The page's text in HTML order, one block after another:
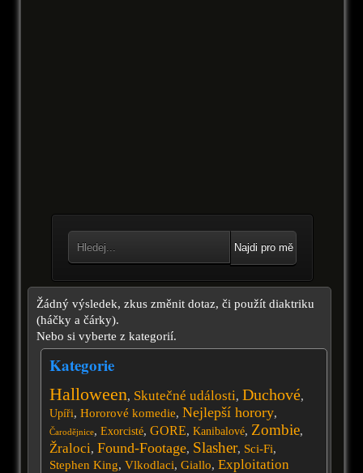
Najdi pro mě
Žádný výsledek, zkus změnit dotaz, či použít diaktriku
(háčky a čárky).
Nebo si vyberte z kategorií.
Kategorie
Halloween, Skutečné události, Duchové,
Upíři, Hororové komedie, Nejlepší horory,
Čarodějnice, Exorcisté, GORE, Kanibalové, Zombie,
Žraloci, Found-Footage, Slasher, Sci-Fi,
Stephen King, Vlkodlaci, Giallo, Exploitation